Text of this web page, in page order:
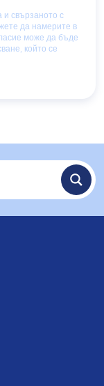
свързаното с
да намерите в
може да бъде
който се